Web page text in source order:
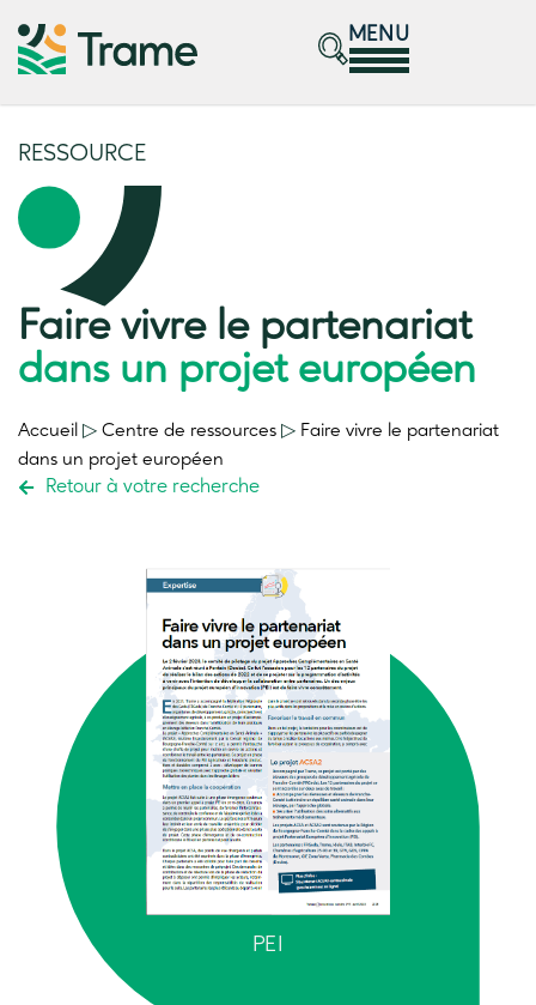
MENU
RESSOURCE
Faire vivre le partenariat
dans un projet européen
Accueil ▷ Centre de ressources ▷ Faire vivre le partenariat
dans un projet européen
Retour à votre recherche
PEI